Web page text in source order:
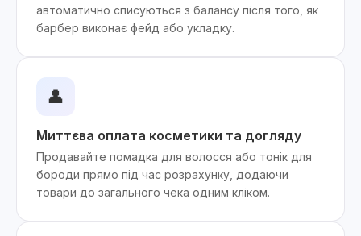
автоматично списуються з балансу після того, як
барбер виконає фейд або укладку.
👤
Миттєва оплата косметики та догляду
Продавайте помадка для волосся або тонік для
бороди прямо під час розрахунку, додаючи
товари до загального чека одним кліком.